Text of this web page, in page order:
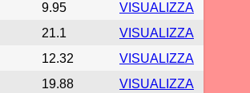
9.95
VISUALIZZA
21.1
VISUALIZZA
12.32
VISUALIZZA
19.88
VISUALIZZA